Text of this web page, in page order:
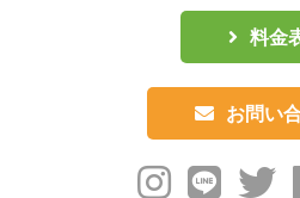
料金
お問い